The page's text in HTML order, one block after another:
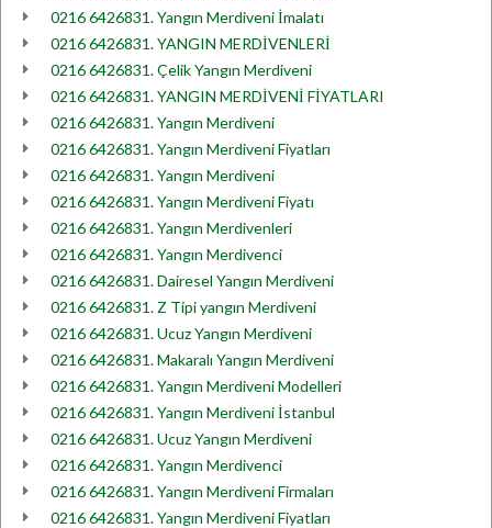
0216 6426831. Yangın Merdiveni İmalatı
0216 6426831. YANGIN MERDİVENLERİ
0216 6426831. Çelik Yangın Merdiveni
0216 6426831. YANGIN MERDİVENİ FİYATLARI
0216 6426831. Yangın Merdiveni
0216 6426831. Yangın Merdiveni Fiyatları
0216 6426831. Yangın Merdiveni
0216 6426831. Yangın Merdiveni Fiyatı
0216 6426831. Yangın Merdivenleri
0216 6426831. Yangın Merdivenci
0216 6426831. Dairesel Yangın Merdiveni
0216 6426831. Z Tipi yangın Merdiveni
0216 6426831. Ucuz Yangın Merdiveni
0216 6426831. Makaralı Yangın Merdiveni
0216 6426831. Yangın Merdiveni Modelleri
0216 6426831. Yangın Merdiveni İstanbul
0216 6426831. Ucuz Yangın Merdiveni
0216 6426831. Yangın Merdivenci
0216 6426831. Yangın Merdiveni Firmaları
0216 6426831. Yangın Merdiveni Fiyatları